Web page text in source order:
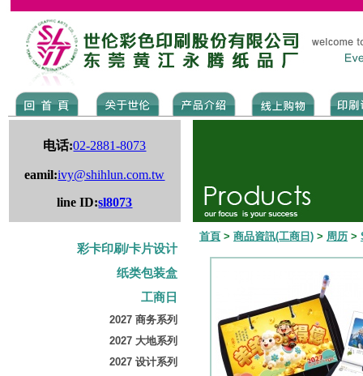
电话:02-2881-8073
eamil:ivy@shihlun.com.tw
line ID:sl8073
彩卡印刷/卡片设计
纸类包装盒
工商日
2027 商务系列
2027 大地系列
2027 设计系列
首頁 > 商品資訊(工商日) > 周历 >